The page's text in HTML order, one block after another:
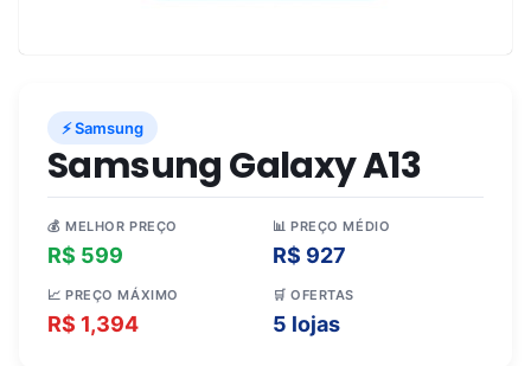
⚡ Samsung
Samsung Galaxy A13
💰 MELHOR PREÇO
R$ 599
📊 PREÇO MÉDIO
R$ 927
📈 PREÇO MÁXIMO
R$ 1,394
🛒 OFERTAS
5 lojas